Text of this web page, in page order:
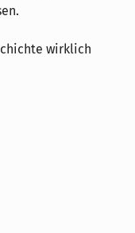
wirklich